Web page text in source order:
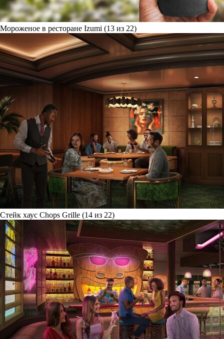
Мороженое в ресторане Izumi (13 из 22)
Стейк хаус Chops Grille (14 из 22)